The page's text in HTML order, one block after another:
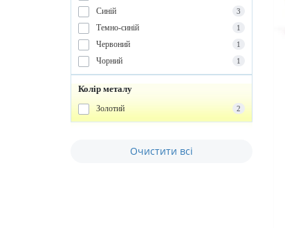
Синій 3
Темно-синій 1
Червоний 1
Чорний 1
Колір металу
Золотий 2
Очистити всі